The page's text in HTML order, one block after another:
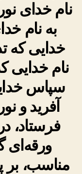
نام خدای
به نام
خدایی که
نام خدایی
سپاس
آفرید و
فرستاد،
ورقه‌ای
مناسب، بر